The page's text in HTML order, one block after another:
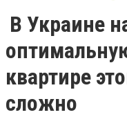
В Украине
квартире
сложно